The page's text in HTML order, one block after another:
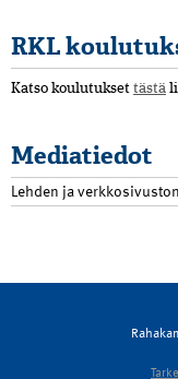
RKL
Katso koulutukset tästä
Mediatiedot
Lehden ja